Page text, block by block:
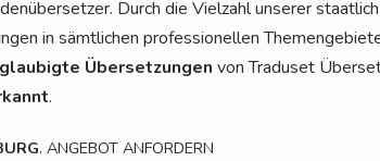
Durch die Viel­zahl unse­rer
in sämt­li­chen pro­fes­sio­nel­len
Über­set­zun­gen von Tra­du­set
.
. ANGEBOT ANFORDERN